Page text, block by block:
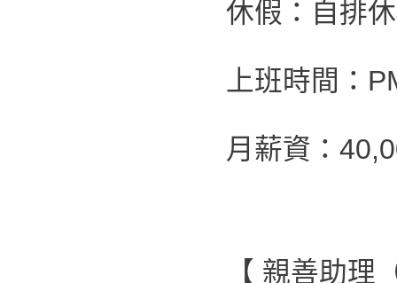
休假：自排
上班時間：
月薪資：
【 親善助理